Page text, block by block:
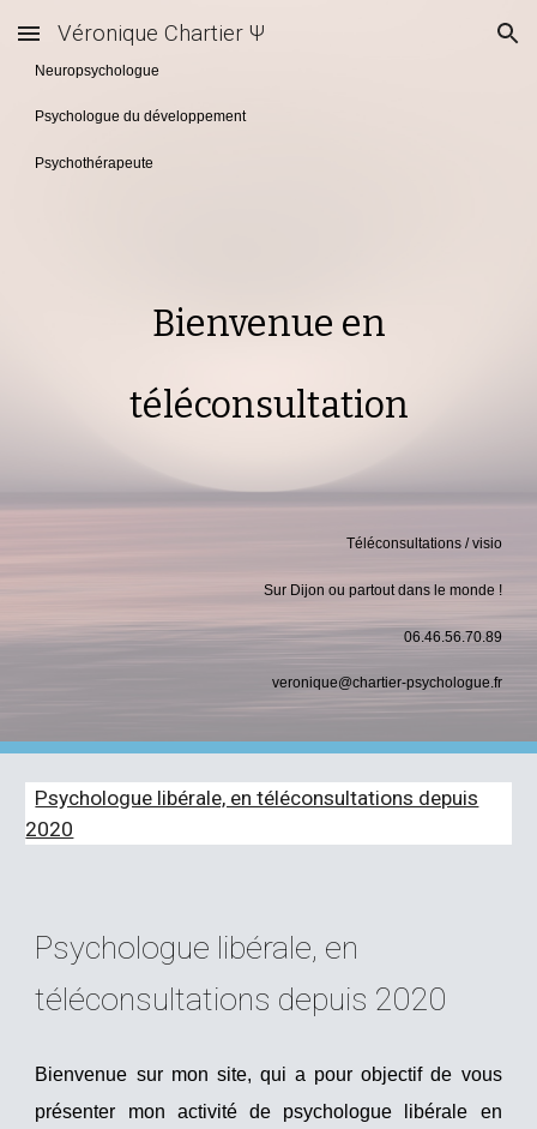
Skip to main content Skip to navigation
Véronique Chartier Ψ
Neuropsychologue
Psychologue du développement
Psychothérapeute
Bienvenue en
téléconsultation
Téléconsultations / visio
Sur Dijon ou partout dans le monde !
06.46.56.70.89
veronique@chartier-psychologue.fr
Psychologue libérale, en téléconsultations depuis
2020
Psychologue libérale, en
téléconsultations depuis 2020
Bienvenue sur mon site, qui a pour objectif de vous
présenter mon activité de psychologue libérale en